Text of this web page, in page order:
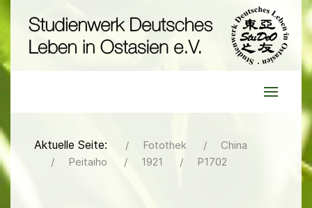
Aktuelle Seite: Fotothek
China
Peitaiho
1921 P1702